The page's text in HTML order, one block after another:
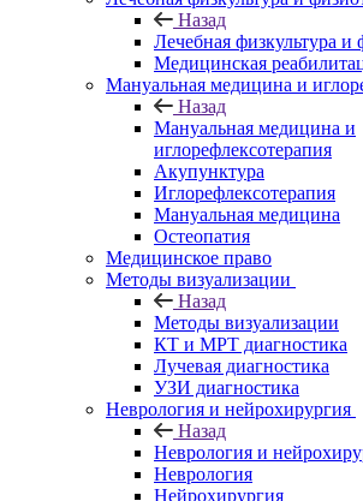
Назад
Лечебная физкультура и
Медицинская
Мануальная медицина и
Назад
Мануальная медицина и
иглорефлексотерапия
Акупунктура
Иглорефлексотерапия
Мануальная медицина
Остеопатия
Медицинское право
Методы визуализации
Назад
Методы визуализации
КТ и МРТ диагностика
Лучевая диагностика
УЗИ диагностика
Неврология и нейрохирургия
Назад
Неврология и
Неврология
Нейрохирургия